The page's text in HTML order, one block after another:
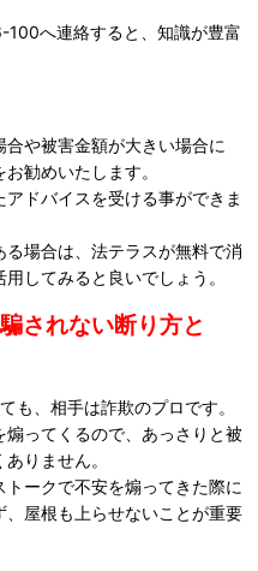
へ連絡すると、知識が豊富
や被害金額が大きい場合に
勧めいたします。
ドバイスを受ける事ができま
場合は、法テラスが無料で消
してみると良いでしょう。
されない断り方と
も、相手は詐欺のプロです。
ってくるので、あっさりと被
りません。
ークで不安を煽ってきた際に
屋根も上らせないことが重要